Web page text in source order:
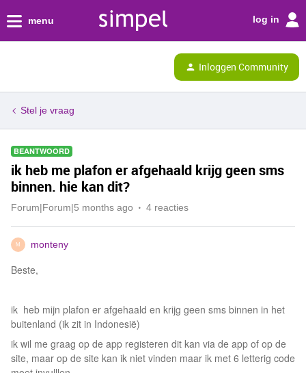
menu log in
Inloggen Community
Stel je vraag
BEANTWOORD
ik heb me plafon er afgehaald krijg geen sms
binnen. hie kan dit?
Forum|Forum|5 months ago 4 reacties
M monteny
Beste,
ik heb mijn plafon er afgehaald en krijg geen sms binnen in het
buitenland (ik zit in Indonesië)
ik wil me graag op de app registeren dit kan via de app of op de
site, maar op de site kan ik niet vinden maar ik met 6 letterig code